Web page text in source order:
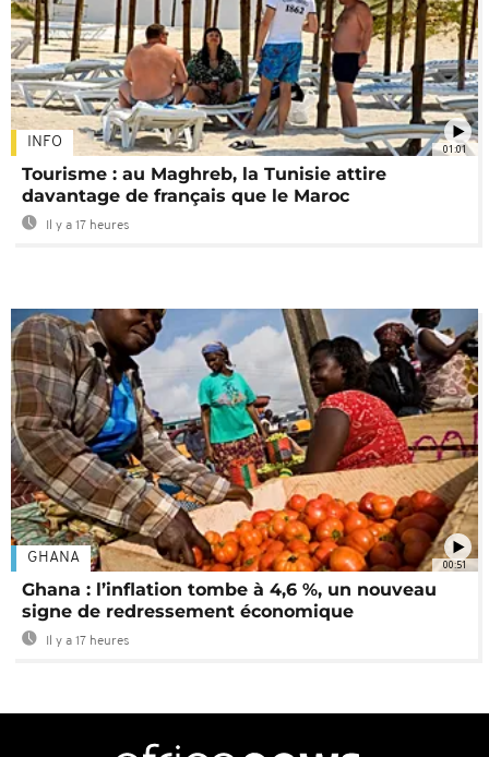
01:01
INFO
Tourisme : au Maghreb, la Tunisie attire
davantage de français que le Maroc
Il y a 17 heures
00:51
GHANA
Ghana : l’inflation tombe à 4,6 %, un nouveau
signe de redressement économique
Il y a 17 heures